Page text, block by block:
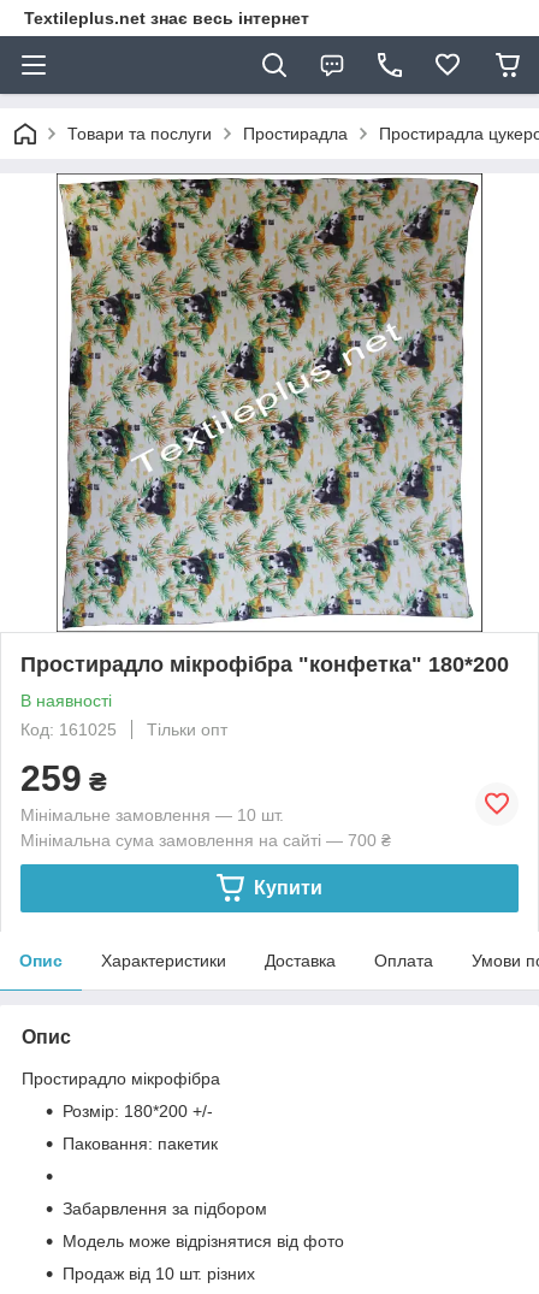
Textileplus.net знає весь інтернет
Товари та послуги Простирадла Простирадла
Простирадло мікрофібра "конфетка" 180*200
В наявності
Код: 161025
Тільки опт
259 ₴
Мінімальне замовлення — 10 шт.
Мінімальна сума замовлення на сайті — 700 ₴
Купити
Опис Характеристики Доставка Оплата Умови
Опис
Простирадло мікрофібра
Розмір: 180*200 +/-
Паковання: пакетик
Забарвлення за підбором
Модель може відрізнятися від фото
Продаж від 10 шт. різних